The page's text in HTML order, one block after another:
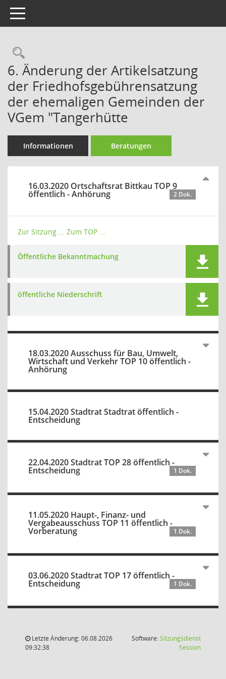
Toggle navigation
Rechercheauswahl
6. Änderung der Artikelsatzung
der Friedhofsgebührensatzung
der ehemaligen Gemeinden der
VGem "Tangerhütte
Informationen Beratungen
16.03.2020 Ortschaftsrat Bittkau TOP 9
öffentlich - Anhörung 2 Dok.
Zur Sitzung ... Zum TOP ...
Öffentliche Bekanntmachung
öffentliche Niederschrift
18.03.2020 Ausschuss für Bau, Umwelt,
Wirtschaft und Verkehr TOP 10 öffentlich -
Anhörung
15.04.2020 Stadtrat Stadtrat öffentlich -
Entscheidung
22.04.2020 Stadtrat TOP 28 öffentlich -
Entscheidung 1 Dok.
11.05.2020 Haupt-, Finanz- und
Vergabeausschuss TOP 11 öffentlich -
Vorberatung 1 Dok.
03.06.2020 Stadtrat TOP 17 öffentlich -
Entscheidung 1 Dok.
Letzte Änderung: 06.08.2026
09:32:38
Software:Sitzungsdienst
Session(Wird in